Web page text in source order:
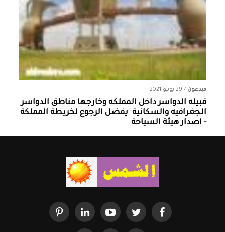
مبدعون / 29 يونيو 2021
قبيله الدواسر داخل المملكه وخارجها ‏مناطق الدواسر
الجغرافيه والسكانية ‏ يفضل الرجوع لخريطة المملكة
- اصدار هيئة السياحة